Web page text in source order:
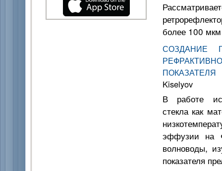
более 100
СОЗДАНИЕ
Kiselyov
В работе
стекла как
эффузии на
волноводы,
показателя